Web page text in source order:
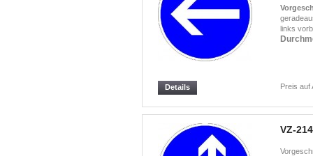
links
Preis auf
Details
VZ-